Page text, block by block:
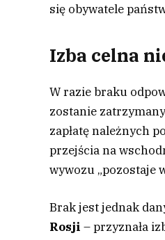
się obywatele
Izba celna
W razie braku
zostanie
zapłatę należnych
przejścia na
wywozu „pozostaje
Brak jest jednak
Rosji– przyznała